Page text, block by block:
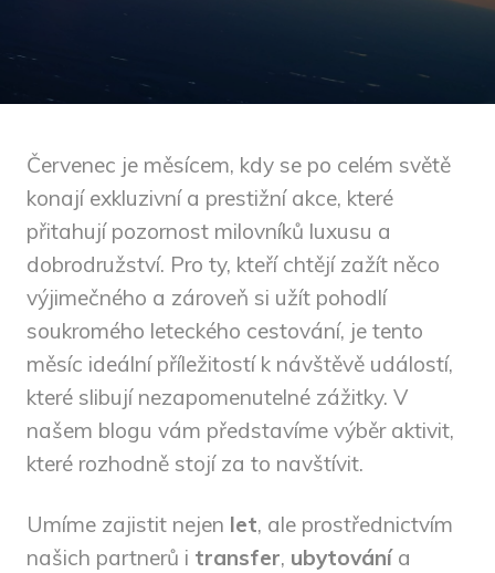
Červenec je měsícem, kdy se po celém světě
konají exkluzivní a prestižní akce, které
přitahují pozornost milovníků luxusu a
dobrodružství. Pro ty, kteří chtějí zažít něco
výjimečného a zároveň si užít pohodlí
soukromého leteckého cestování, je tento
měsíc ideální příležitostí k návštěvě událostí,
které slibují nezapomenutelné zážitky. V
našem blogu vám představíme výběr aktivit,
které rozhodně stojí za to navštívit.
Umíme zajistit nejen let, ale prostřednictvím
našich partnerů i transfer, ubytování a